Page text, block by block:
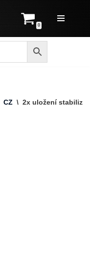
0
CZ \ 2x uložení